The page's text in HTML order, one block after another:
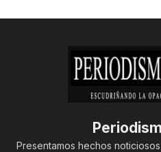
Presentamos hechos